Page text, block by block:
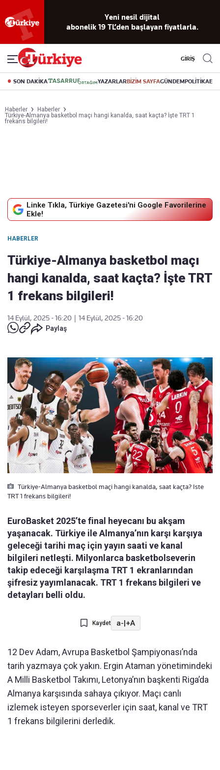
okuma
deneyimi
dijital arşiv
Akıllı haber
asistanı
Eski gazeteleri
indirme
canlı soru
cevap
GİRİŞ
SON DAKİKA YAZARLARBİZİM SAYFAGÜNDEMPOLİTİKA
Haberler
Haberler
Türkiye-Almanya basketbol maçı hangi kanalda, saat kaçta? İşte TRT 1
frekans bilgileri!
Linke Tıkla, Türkiye Gazetesi'ni Google Favorilerine
Ekle!
HABERLER
Türkiye-Almanya basketbol maçı
hangi kanalda, saat kaçta? İşte TRT
1 frekans bilgileri!
14 Eylül, 2025 - 16:20
14 Eylül, 2025 - 16:20
Paylaş
Türkiye-Almanya basketbol maçi hangi kanalda, saat kaçta? Iste
TRT 1 frekans bilgileri!
EuroBasket 2025’te final heyecanı bu akşam
yaşanacak. Türkiye ile Almanya’nın karşı karşıya
geleceği tarihi maç için yayın saati ve kanal
bilgileri netleşti. Milyonlarca basketbolseverin
takip edeceği karşılaşma TRT 1 ekranlarından
şifresiz yayımlanacak. TRT 1 frekans bilgileri ve
detayları belli oldu.
Kaydet a-|+A
12 Dev Adam, Avrupa Basketbol Şampiyonası’nda
tarih yazmaya çok yakın. Ergin Ataman yönetimindeki
A Milli Basketbol Takımı, Letonya’nın başkenti Riga’da
Almanya karşısında sahaya çıkıyor. Maçı canlı
izlemek isteyen sporseverler için saat, kanal ve TRT
1 frekans bilgilerini derledik.